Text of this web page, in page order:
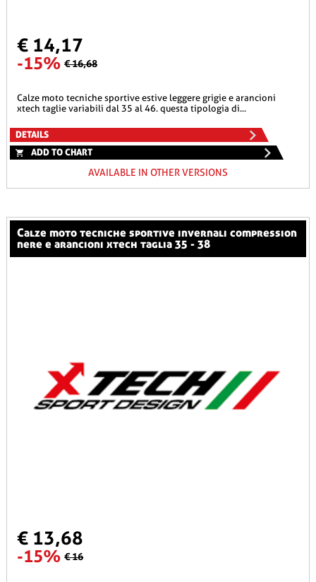
€ 14,17
-15% € 16,68
calze moto tecniche sportive estive leggere grigie e arancioni
xtech taglie variabili dal 35 al 46. questa tipologia di...
DETAILS
ADD TO CHART
AVAILABLE IN OTHER VERSIONS
calze moto tecniche sportive invernali compression
nere e arancioni xtech taglia 35 - 38
€ 13,68
-15% € 16